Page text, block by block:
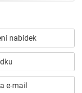
nabídek
e-mail